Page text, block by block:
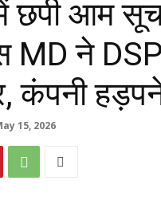
छपी आम
MD ने
कंपनी
15, 2026